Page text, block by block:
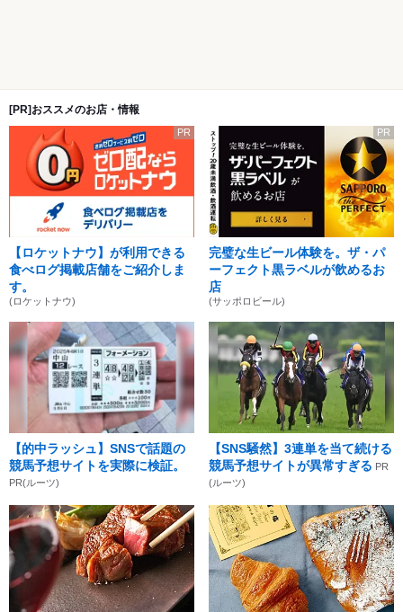
[PR]おススメのお店・情報
PR
【ロケットナウ】が利用できる
食べログ掲載店舗をご紹介しま
す。
(ロケットナウ)
PR
完璧な生ビール体験を。ザ・パ
ーフェクト黒ラベルが飲めるお
店
(サッポロビール)
【的中ラッシュ】SNSで話題の
競馬予想サイトを実際に検証。
PR(ルーツ)
【SNS騒然】3連単を当て続ける
競馬予想サイトが異常すぎる PR
(ルーツ)